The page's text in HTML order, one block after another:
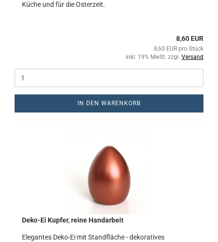
Küche und für die Osterzeit.
8,60 EUR
8,60 EUR pro Stück
inkl. 19% MwSt. zzgl. Versand
IN DEN WARENKORB
Deko-Ei Kupfer, reine Handarbeit
Elegantes Deko-Ei mit Standfläche - dekoratives